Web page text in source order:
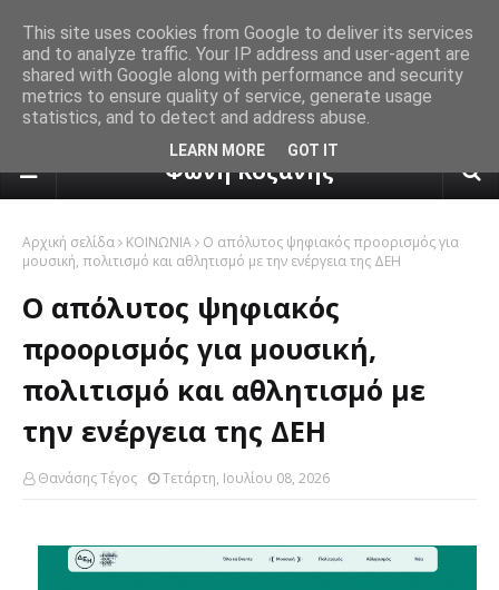
πρόγνωση καιρού από το
Φωνή Κοζάνης
Αρχική σελίδα ΚΟΙΝΩΝΙΑ
Ο απόλυτος ψηφιακός προορισμός για
μουσική, πολιτισμό και αθλητισμό με την ενέργεια της ΔΕΗ
Ο απόλυτος ψηφιακός
προορισμός για μουσική,
πολιτισμό και αθλητισμό με
την ενέργεια της ΔΕΗ
Θανάσης Τέγος Τετάρτη, Ιουλίου 08, 2026
This site uses cookies from Google to deliver its services
and to analyze traffic. Your IP address and user-agent are
shared with Google along with performance and security
metrics to ensure quality of service, generate usage
statistics, and to detect and address abuse.
LEARN MORE GOT IT